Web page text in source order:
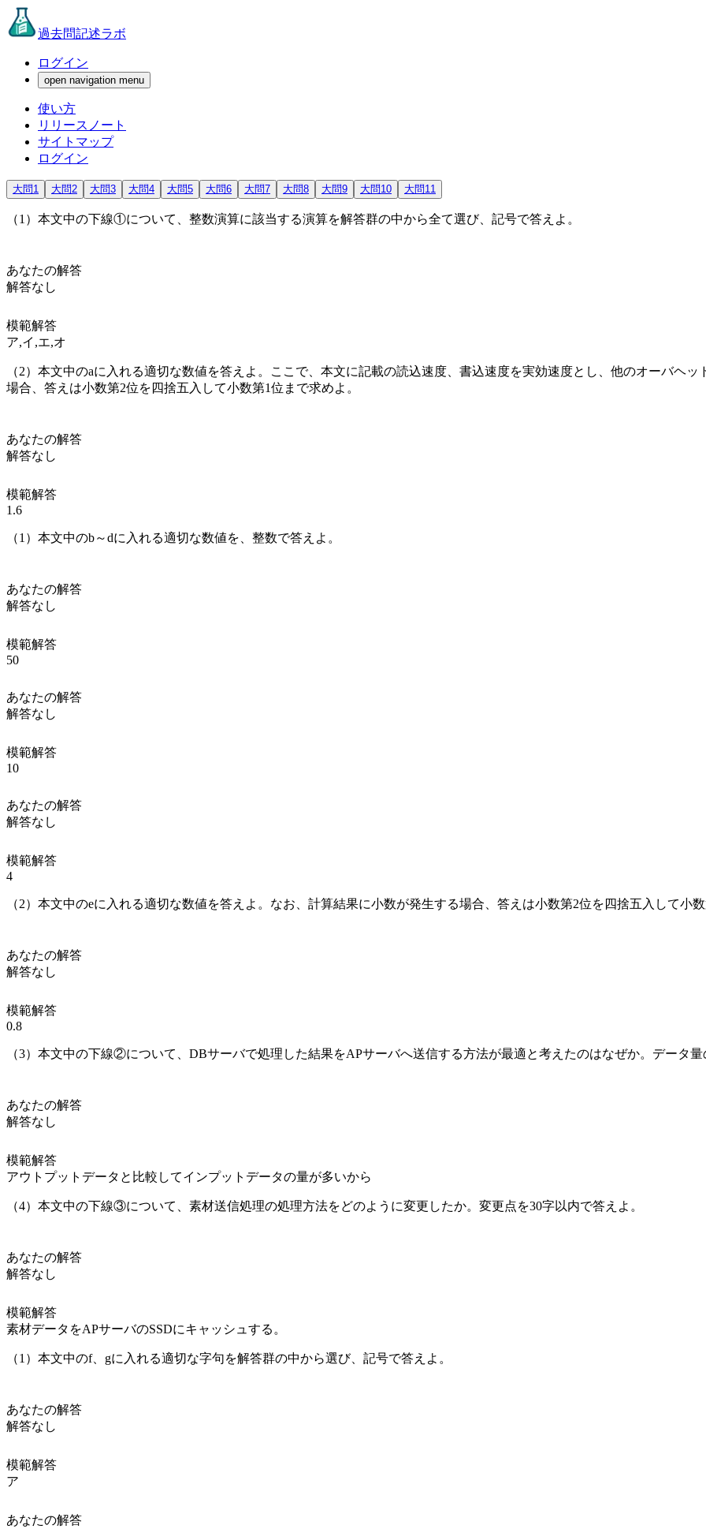
過去問記述ラボ
ログイン
open navigation menu
使い方
リリースノート
サイトマップ
ログイン
大問1 大問2 大問3 大問4 大問5 大問6 大問7 大問8 大問9 大問10 大問11
（1）本文中の下線①について、整数演算に該当する演算を解答群の中から全て選び、記号で答えよ。
あなたの解答
解答なし
模範解答
ア,イ,エ,オ
（2）本文中のaに入れる適切な数値を答えよ。ここで、本文に記載の読込速度、書込速度を実効速度とし、他のオーバヘ
場合、答えは小数第2位を四捨五入して小数第1位まで求めよ。
あなたの解答
解答なし
模範解答
1.6
（1）本文中のb～dに入れる適切な数値を、整数で答えよ。
あなたの解答
解答なし
模範解答
50
あなたの解答
解答なし
模範解答
10
あなたの解答
解答なし
模範解答
4
（2）本文中のeに入れる適切な数値を答えよ。なお、計算結果に小数が発生する場合、答えは小数第2位を四捨五入して小数
あなたの解答
解答なし
模範解答
0.8
（3）本文中の下線②について、DBサーバで処理した結果をAPサーバへ送信する方法が最適と考えたのはなぜか。データ量
あなたの解答
解答なし
模範解答
アウトプットデータと比較してインプットデータの量が多いから
（4）本文中の下線③について、素材送信処理の処理方法をどのように変更したか。変更点を30字以内で答えよ。
あなたの解答
解答なし
模範解答
素材データをAPサーバのSSDにキャッシュする。
（1）本文中のf、 gに入れる適切な字句を解答群の中から選び、記号で答えよ。
あなたの解答
解答なし
模範解答
ア
あなたの解答